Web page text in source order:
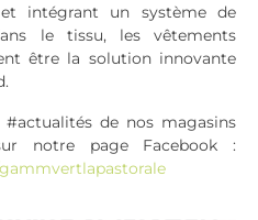
intégrant un système de
le tissu, les vêtements
être la solution innovante
de nos magasins
notre page Facebook :